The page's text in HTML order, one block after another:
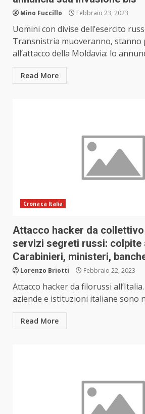
Mino Fuccillo Febbraio 23, 2023
Uomini con divise dell’esercito
Transnistria muoveranno, stanno
all’attacco della Moldavia: lo
Read More
Cronaca Italia
Attacco hacker da
servizi segreti russi: colpite
Carabinieri, ministeri,
Lorenzo Briotti Febbraio 22, 2023
Attacco hacker da filorussi
aziende e istituzioni italiane sono
Read More